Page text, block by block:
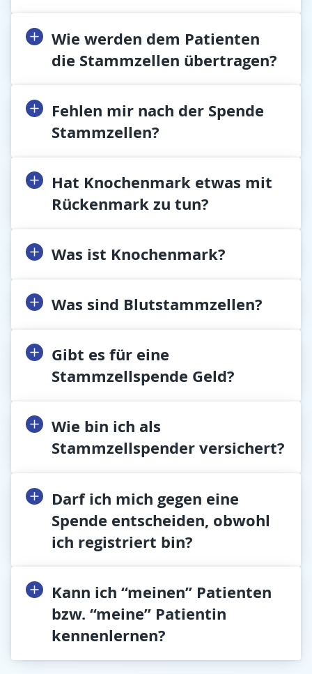
Wie werden dem Patienten
die Stammzellen übertragen?
Fehlen mir nach der Spende
Stammzellen?
Hat Knochenmark etwas mit
Rückenmark zu tun?
Was ist Knochenmark?
Was sind Blutstammzellen?
Gibt es für eine
Stammzellspende Geld?
Wie bin ich als
Stammzellspender versichert?
Darf ich mich gegen eine
Spende entscheiden, obwohl
ich registriert bin?
Kann ich “meinen” Patienten
bzw. “meine” Patientin
kennenlernen?